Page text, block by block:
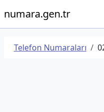
numara.gen.tr
Telefon Numaraları